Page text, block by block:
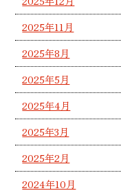
2025年11月
2025年8月
2025年5月
2025年4月
2025年3月
2025年2月
2024年10月